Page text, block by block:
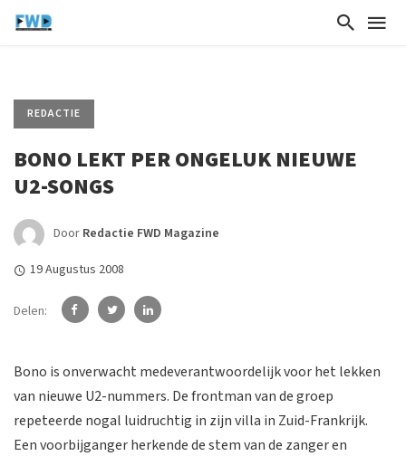
REDACTIE
BONO LEKT PER ONGELUK NIEUWE
U2-SONGS
Door Redactie FWD Magazine
19 Augustus 2008
Delen:
Bono is onverwacht medeverantwoordelijk voor het lekken
van nieuwe U2-nummers. De frontman van de groep
repeteerde nogal luidruchtig in zijn villa in Zuid-Frankrijk.
Een voorbijganger herkende de stem van de zanger en